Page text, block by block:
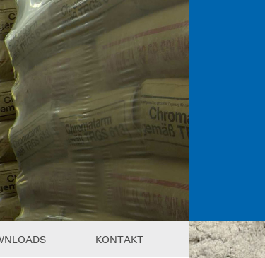
KONTAKT